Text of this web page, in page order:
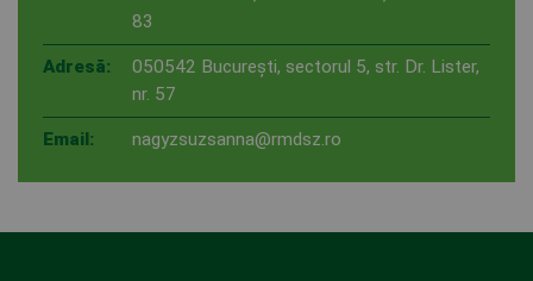
83
Adresă:
050542 Bucureşti, sectorul 5, str. Dr. Lister,
nr. 57
Email: nagyzsuzsanna@rmdsz.ro